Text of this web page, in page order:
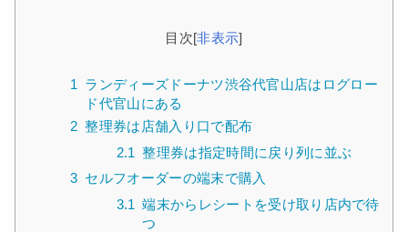
目次[非表示]
1 ランディーズドーナツ渋谷代官山店はログロー
ド代官山にある
2 整理券は店舗入り口で配布
2.1 整理券は指定時間に戻り列に並ぶ
3 セルフオーダーの端末で購入
3.1 端末からレシートを受け取り店内で待
つ